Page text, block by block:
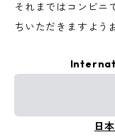
それまではコンビニ
ちいただきますよう
日